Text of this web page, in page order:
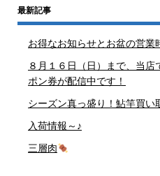
最新記事
お得なお知らせとお盆の営業
８月１６日（日）まで、当
ポン券が配信中です！
シーズン真っ盛り！鮎竿買い
入荷情報～♪
三層肉